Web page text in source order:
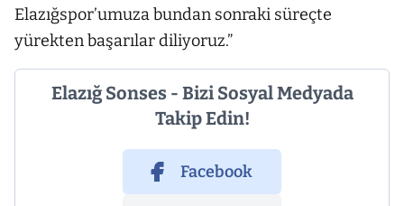
Elazığspor’umuza bundan sonraki süreçte
yürekten başarılar diliyoruz.”
Elazığ Sonses - Bizi Sosyal Medyada
Takip Edin!
Facebook